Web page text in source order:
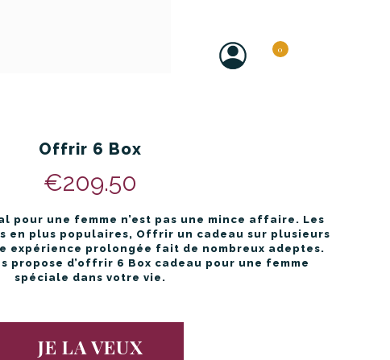
0
Offrir 6 Box
€209.50
pour une femme n’est pas une mince affaire. Les
en plus populaires, Offrir un cadeau sur plusieurs
expérience prolongée fait de nombreux adeptes.
propose d’offrir 6 Box cadeau pour une femme
spéciale dans votre vie.
JE LA VEUX